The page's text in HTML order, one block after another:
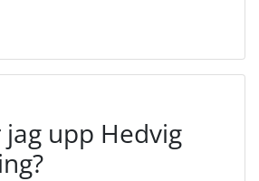
upp Hedvig